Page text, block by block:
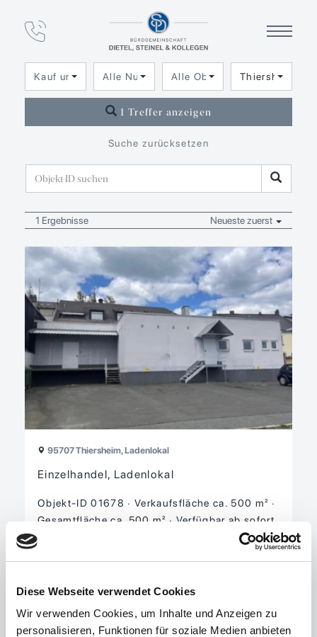
Diese Webseite verwendet Cookies
Wir verwenden Cookies, um Inhalte und Anzeigen zu
personalisieren, Funktionen für soziale Medien anbieten
Immobilien­angebot
in Thiersheim
Kauf und MieteAlle NutzungsartenAlle ObjektartenThiersheim
1 Treffer anzeigen
Suche zurücksetzen
1 Ergebnisse Neueste zuerst
95707 Thiersheim, Ladenlokal
Einzelhandel, Ladenlokal
Objekt-ID 01678
Verkaufsfläche ca. 500 m²
Gesamtfläche ca. 500 m²
Verfügbar ab sofort
zu den Details